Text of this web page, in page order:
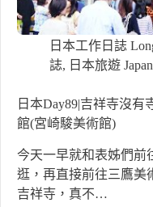
日本工作日誌
誌, 日本旅遊 Japan
日本Day89|吉祥寺沒
館(宮崎駿美術館)
今天一早就和表姊們前
逛，再直接前往三鷹美
吉祥寺，真不…